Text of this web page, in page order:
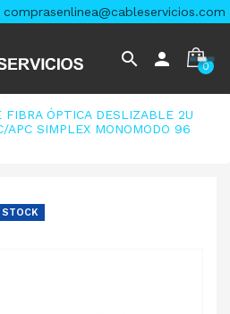
comprasenlinea@cableservicios.com
search person 0
FIBRA ÓPTICA DESLIZABLE 2U
APC SIMPLEX MONOMODO 96
STOCK